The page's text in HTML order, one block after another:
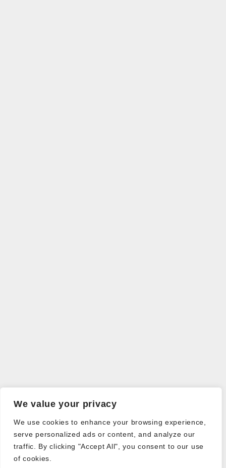
We value your privacy
We use cookies to enhance your browsing experience,
serve personalized ads or content, and analyze our
traffic. By clicking "Accept All", you consent to our use
of cookies.